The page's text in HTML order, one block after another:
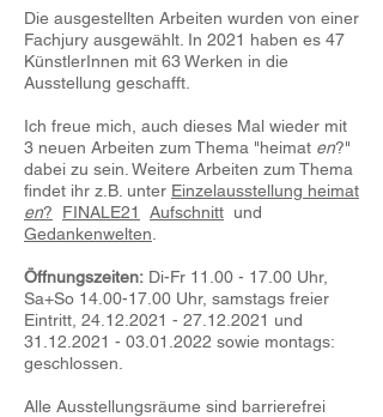
Die ausgestellten Arbeiten wurden von einer
Fachjury ausgewählt. In 2021 haben es 47
KünstlerInnen mit 63 Werken in die
Ausstellung geschafft.
Ich freue mich, auch dieses Mal wieder mit
3 neuen Arbeiten zum Thema "heimat en?"
dabei zu sein. Weitere Arbeiten zum Thema
findet ihr z.B. unter Einzelausstellung heimat
en? FINALE21 Aufschnitt und
Gedankenwelten
Öffnungszeiten: Di-Fr 11.00 - 17.00 Uhr,
Sa+So 14.00-17.00 Uhr, samstags freier
Eintritt, 24.12.2021 - 27.12.2021 und
31.12.2021 - 03.01.2022 sowie montags:
geschlossen.
Alle Ausstellungsräume sind barrierefrei